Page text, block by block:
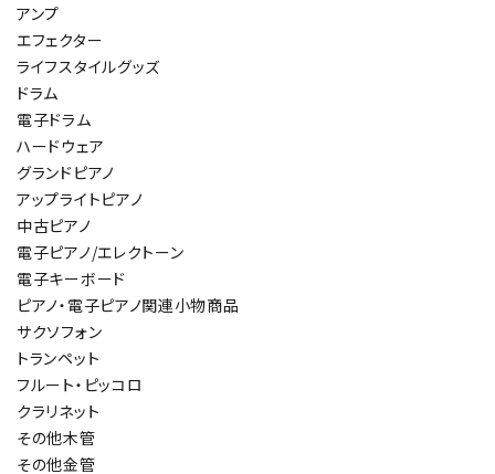
アンプ
エフェクター
ライフスタイルグッズ
ドラム
電子ドラム
ハードウェア
グランドピアノ
アップライトピアノ
中古ピアノ
電子ピアノ/エレクトーン
電子キーボード
ピアノ・電子ピアノ関連小物商品
サクソフォン
トランペット
フルート・ピッコロ
クラリネット
その他木管
その他金管